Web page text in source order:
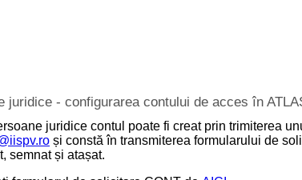
juridice - configurarea contului de acces în
juridice contul poate fi creat prin trimiterea
și constă în transmiterea formularului de
semnat și atașat.